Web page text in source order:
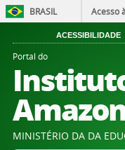
BRASIL Acesso
ACESSIBILIDADE
Portal do
MINISTÉRIO DA DA